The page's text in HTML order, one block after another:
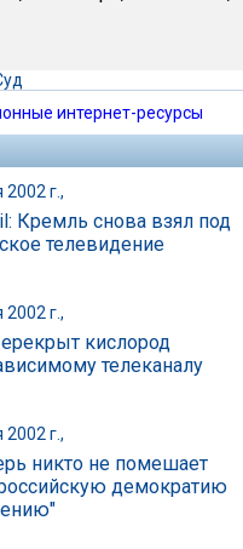
интернет-ресурсы
г.,
Кремль снова взял под
телевидение
г.,
кислород
телеканалу
г.,
никто не помешает
демократию